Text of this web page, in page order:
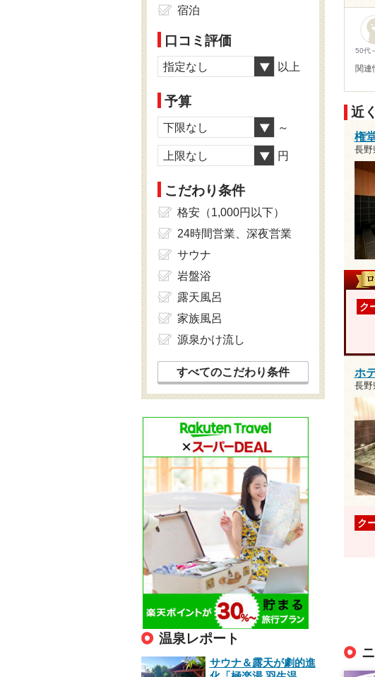
50代
関連
近
権
長野
ク
ホ
長野
ク
宿泊
口コミ評価
指定なし 以上
予算
下限なし ～
上限なし 円
こだわり条件
格安（1,000円以下）
24時間営業、深夜営業
サウナ
岩盤浴
露天風呂
家族風呂
源泉かけ流し
すべてのこだわり条件
温泉レポート
サウナ＆露天が劇的進